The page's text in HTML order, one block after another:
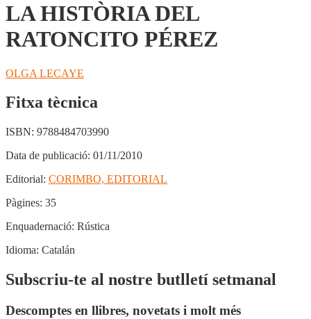
LA HISTÒRIA DEL
RATONCITO PÉREZ
OLGA LECAYE
Fitxa tècnica
ISBN: 9788484703990
Data de publicació: 01/11/2010
Editorial: CORIMBO, EDITORIAL
Pàgines: 35
Enquadernació: Rústica
Idioma: Catalán
Subscriu-te al nostre butlletí setmanal
Descomptes en llibres, novetats i molt més